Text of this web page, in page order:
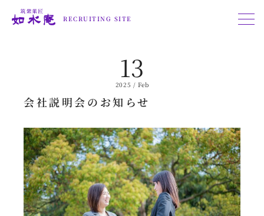
RECRUITING SITE
13
2025 / Feb
会社説明会のお知らせ